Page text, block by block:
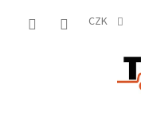
CZK